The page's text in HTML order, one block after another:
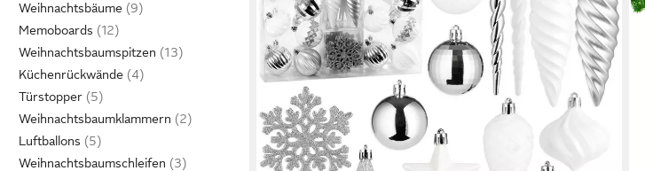
Weihnachtsbäume
Memoboards
Weihnachtsbaumspitzen
Küchenrückwände
Türstopper
Weihnachtsbaumklammern
Luftballons
Weihnachtsbaumschleifen